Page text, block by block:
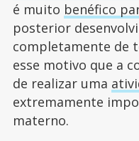
é muito benéfico
posterior
completamente de
esse motivo que a
de realizar uma
extremamente
materno.